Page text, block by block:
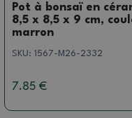
Pot à bonsaï en
8,5 x 8,5 x 9 cm,
marron
SKU: 1567-M26-2332
7.85 €